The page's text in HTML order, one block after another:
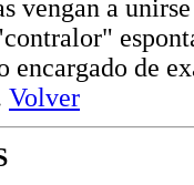
vengan a
encargado de
Volver